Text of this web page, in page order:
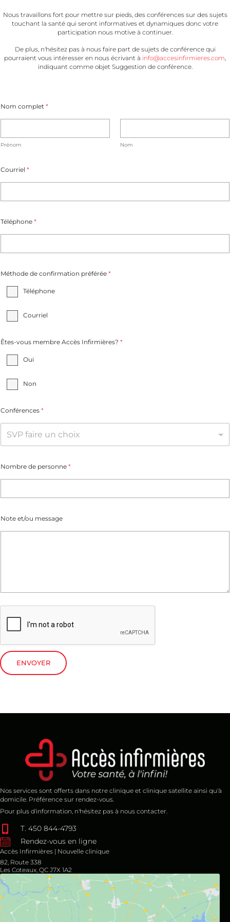
Nous travaillons fort pour mettre sur pieds, des conférences sur des sujets
touchant la santé qui seront informatives et dynamiques donc votre
participation nous motive à continuer.
De plus, n'hésitez pas à nous faire part de sujets de conférence qui
pourraient vous intéresser en nous écrivant à info@accesinfirmieres.com,
indiquant comme objet Suggestion de conférence.
Nom complet *
Prénom Nom
Courriel *
Téléphone *
Méthode de confirmation préférée *
Téléphone
Courriel
Êtes-vous membre Accès Infirmières? *
Oui
Non
Conférences *
Nombre de personne *
Note et/ou message
ENVOYER
Nos services sont offerts dans notre clinique et clinique satellite ainsi qu'à
domicile. Préférence sur rendez-vous.
Pour plus d'information, n'hésitez pas à nous contacter.
T. 450 844-4793
Rendez-vous en ligne
Accès Infirmières | Nouvelle clinique
82, Route 338
Les Coteaux, QC J7X 1A2